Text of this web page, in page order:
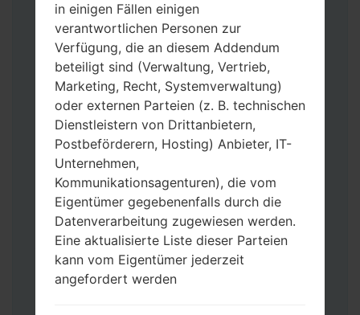
Laden Sie auf Ihren PC:
Version herunter.
Dann laden Sie die Firmware-Datei
herunter und entpacken Sie sie.
Sie brauchen 1(wählen Sie hier 1 Firmware-
Datei aus) oder 5 (wählen Sie 5 Firmware-
Dateien aus) Firmware-Dateien:
AP: „System & Recovery“
CP: „Modem & Radio“
CSC_***: „Country & Region & Operator“
HOME_CSC_***: „Country & Region &
Operator“
Fügen Sie dem Programm Odin 3 alle
Dateien hinzu.
Wenn Sie das Telefon flashen und auf die
in einigen Fällen einigen
verantwortlichen Personen zur
Verfügung, die an diesem Addendum
beteiligt sind (Verwaltung, Vertrieb,
Marketing, Recht, Systemverwaltung)
oder externen Parteien (z. B. technischen
Dienstleistern von Drittanbietern,
Postbeförderern, Hosting) Anbieter, IT-
Unternehmen,
Kommunikationsagenturen), die vom
Eigentümer gegebenenfalls durch die
Datenverarbeitung zugewiesen werden.
Eine aktualisierte Liste dieser Parteien
kann vom Eigentümer jederzeit
angefordert werden